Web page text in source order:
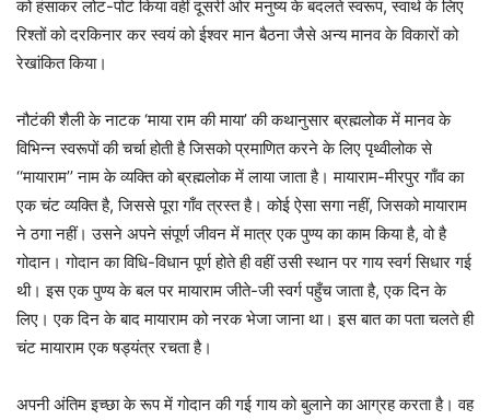
को हंसाकर लोट-पोट किया वहीं दूसरी ओर मनुष्य के बदलते स्वरूप, स्वार्थ के लिए
रिश्तों को दरकिनार कर स्वयं को ईश्वर मान बैठना जैसे अन्य मानव के विकारों को
रेखांकित किया।
नौटंकी शैली के नाटक ‘माया राम की माया’ की कथानुसार ब्रह्मलोक में मानव के
विभिन्न स्वरूपों की चर्चा होती है जिसको प्रमाणित करने के लिए पृथ्वीलोक से
‘‘मायाराम’’ नाम के व्यक्ति को ब्रह्मलोक में लाया जाता है। मायाराम-मीरपुर गाँव का
एक चंट व्यक्ति है, जिससे पूरा गाँव त्रस्त है। कोई ऐसा सगा नहीं, जिसको मायाराम
ने ठगा नहीं। उसने अपने संपूर्ण जीवन में मात्र एक पुण्य का काम किया है, वो है
गोदान। गोदान का विधि-विधान पूर्ण होते ही वहीं उसी स्थान पर गाय स्वर्ग सिधार गई
थी। इस एक पुण्य के बल पर मायाराम जीते-जी स्वर्ग पहुँच जाता है, एक दिन के
लिए। एक दिन के बाद मायाराम को नरक भेजा जाना था। इस बात का पता चलते ही
चंट मायाराम एक षड्यंत्र रचता है।
अपनी अंतिम इच्छा के रूप में गोदान की गई गाय को बुलाने का आग्रह करता है। वह